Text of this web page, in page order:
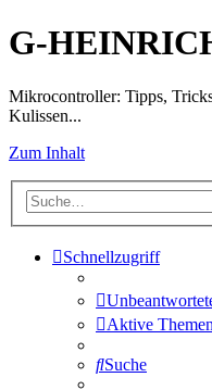
G-
Mikrocontroller: Tipps,
Kulissen...
Zum Inhalt
Schnellzugriff
Aktive
Suche